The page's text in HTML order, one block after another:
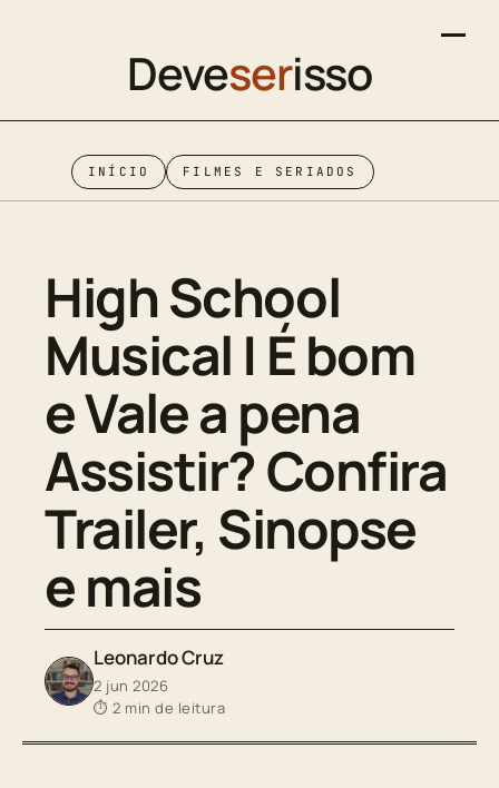
Deveserisso
INÍCIO FILMES E SERIADOS
High School
Musical | É bom
e Vale a pena
Assistir? Confira
Trailer, Sinopse
e mais
Leonardo Cruz
2 jun 2026
⏱ 2 min de leitura